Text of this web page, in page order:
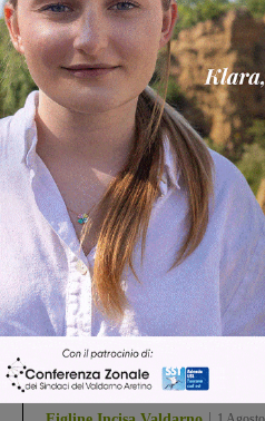
In vetrina 3 Agosto 2026
Estra Notizie agosto:
studenti coinvolti, torna
debutta il podcast Estrair
Più lette